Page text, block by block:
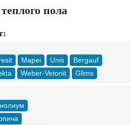
Регистрация
пола
Mapei Unis
Bergauf
Weber-Vetonit Glims